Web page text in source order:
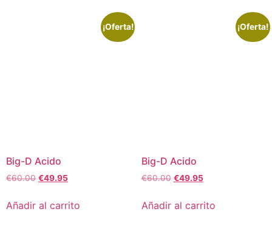
¡Oferta!
Big-D Acido
€60.00 €49.95
Añadir al carrito
¡Oferta!
Big-D Acido
€60.00 €49.95
Añadir al carrito